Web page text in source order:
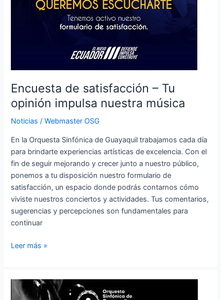
Encuesta de satisfacción – Tu
opinión impulsa nuestra música
Noticias /Webmaster OSG
En la Orquesta Sinfónica de Guayaquil trabajamos cada día
para brindarte experiencias artísticas de excelencia. Con el
fin de seguir mejorando y crecer junto a nuestro público,
ponemos a tu disposición nuestro formulario de
satisfacción, un espacio donde podrás contarnos cómo
viviste nuestros conciertos y actividades. Tus comentarios,
sugerencias y percepciones son fundamentales para
continuar
Leer más »
Convocatoria